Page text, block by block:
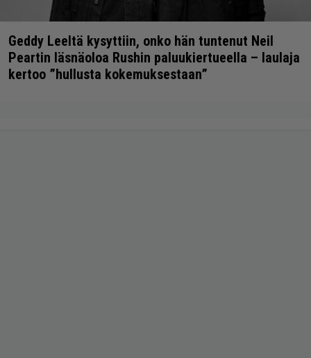
Geddy Leeltä kysyttiin, onko hän tuntenut Neil
Peartin läsnäoloa Rushin paluukiertueella – laulaja
kertoo ”hullusta kokemuksestaan”